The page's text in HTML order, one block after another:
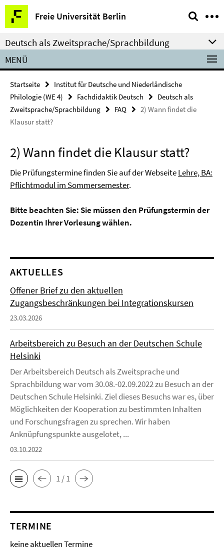
Springe
direkt
zu
Inhalt
Freie Universität Berlin
Service-
Navigation
Deutsch als Zweitsprache/Sprachbildung
MENÜ
Startseite
Institut für Deutsche und Niederländische
Philologie (WE 4)
Fachdidaktik Deutsch
Deutsch als
Zweitsprache/Sprachbildung
FAQ
2) Wann findet die
Klausur statt?
2) Wann findet die Klausur statt?
Die Prüfungstermine finden Sie auf der WebseiteLehre, BA:
Pflichtmodul im Sommersemester.
Bitte beachten Sie: Sie müssen den Prüfungstermin der
Dozentin Ihrer Vorlesung wählen.
AKTUELLES
Offener Brief zu den aktuellen
Zugangsbeschränkungen bei Integrationskursen
23.03.2026
Arbeitsbereich zu Besuch an der Deutschen Schule
Helsinki
Der Arbeitsbereich Deutsch als Zweitsprache und
Sprachbildung war vom 30.08.-02.09.2022 zu Besuch an der
Deutschen Schule Helsinki. Ziel dieses Besuchs war es, über
Möglichkeiten der Kooperation zu bestimmten Inhalten
und Forschungsfragen zu sprechen. Wir haben
Anknüpfungspunkte ausgelotet, ...
03.10.2022
1 / 1
TERMINE
keine aktuellen Termine